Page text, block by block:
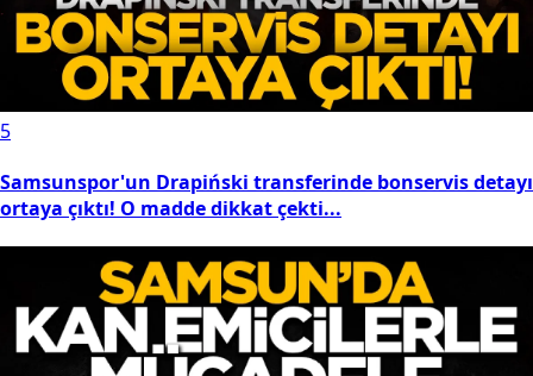
5
Samsunspor'un Drapiński transferinde bonservis detayı
ortaya çıktı! O madde dikkat çekti...